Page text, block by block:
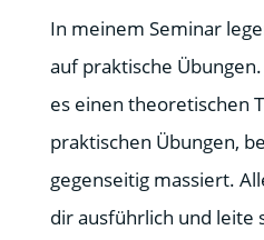
In meinem Seminar
auf praktische
es einen theoretischen
praktischen Übungen,
gegenseitig massiert.
dir ausführlich und leite